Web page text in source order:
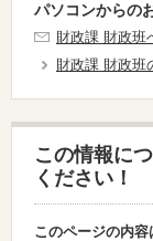
パソコンからの
財政課 財政班
財政課 財政班
この情報に
ください！
このページの内容